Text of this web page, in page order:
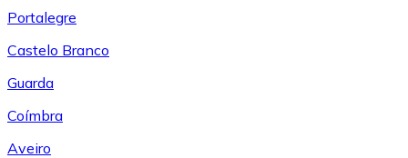
Portalegre
Castelo Branco
Guarda
Coímbra
Aveiro